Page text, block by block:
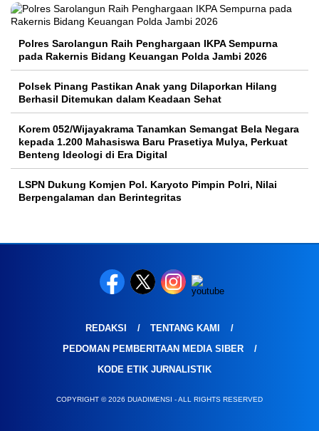
Polres Sarolangun Raih Penghargaan IKPA Sempurna
pada Rakernis Bidang Keuangan Polda Jambi 2026
Polsek Pinang Pastikan Anak yang Dilaporkan Hilang
Berhasil Ditemukan dalam Keadaan Sehat
Korem 052/Wijayakrama Tanamkan Semangat Bela Negara
kepada 1.200 Mahasiswa Baru Prasetiya Mulya, Perkuat
Benteng Ideologi di Era Digital
LSPN Dukung Komjen Pol. Karyoto Pimpin Polri, Nilai
Berpengalaman dan Berintegritas
REDAKSI
TENTANG KAMI
PEDOMAN PEMBERITAAN MEDIA SIBER
KODE ETIK JURNALISTIK
COPYRIGHT © 2026 DUADIMENSI - ALL RIGHTS RESERVED